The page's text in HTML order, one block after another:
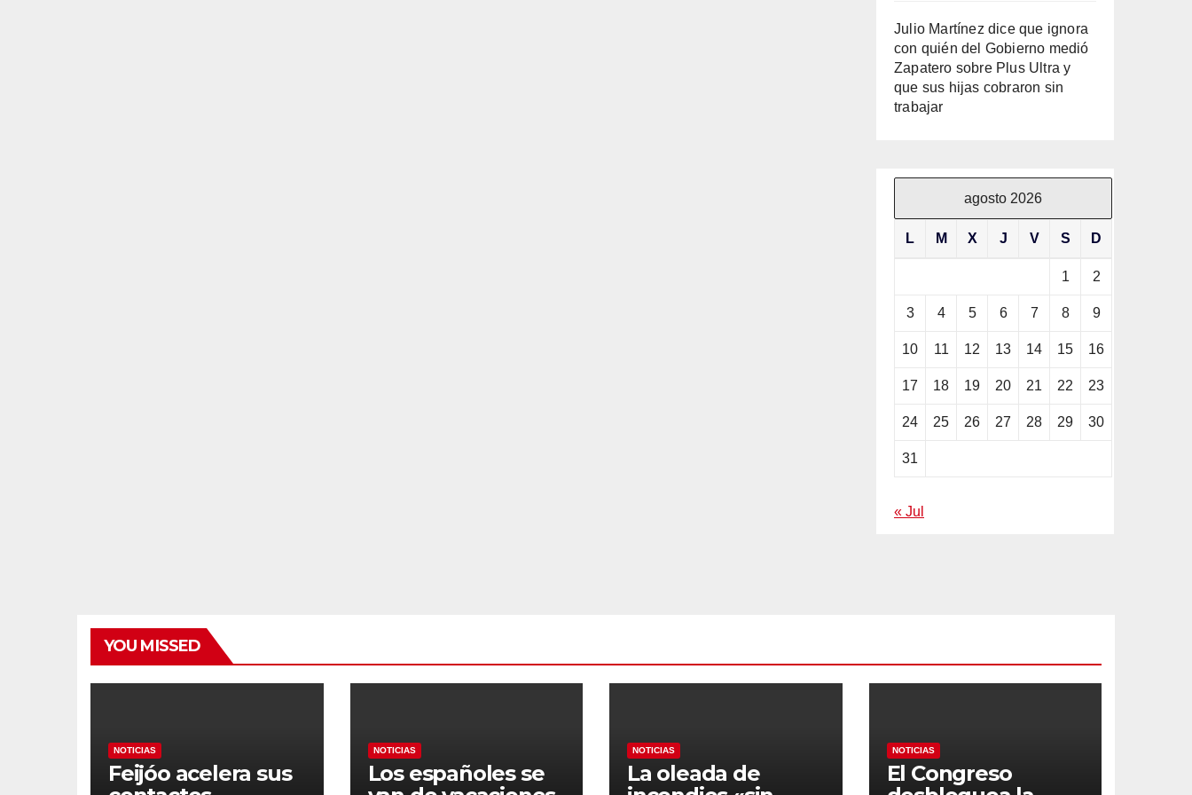
Julio Martínez dice que ignora
con quién del Gobierno medió
Zapatero sobre Plus Ultra y
que sus hijas cobraron sin
trabajar
agosto 2026
L M X J V S D
1 2
3 4 5 6 7 8 9
10 11 12 13 14 15 16
17 18 19 20 21 22 23
24 25 26 27 28 29 30
31
« Jul
YOU MISSED
NOTICIAS
Feijóo acelera sus
NOTICIAS
Los españoles se
NOTICIAS
La oleada de
NOTICIAS
El Congreso